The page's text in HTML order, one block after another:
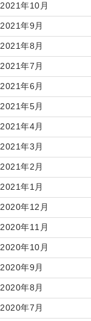
2021年10月
2021年9月
2021年8月
2021年7月
2021年6月
2021年5月
2021年4月
2021年3月
2021年2月
2021年1月
2020年12月
2020年11月
2020年10月
2020年9月
2020年8月
2020年7月